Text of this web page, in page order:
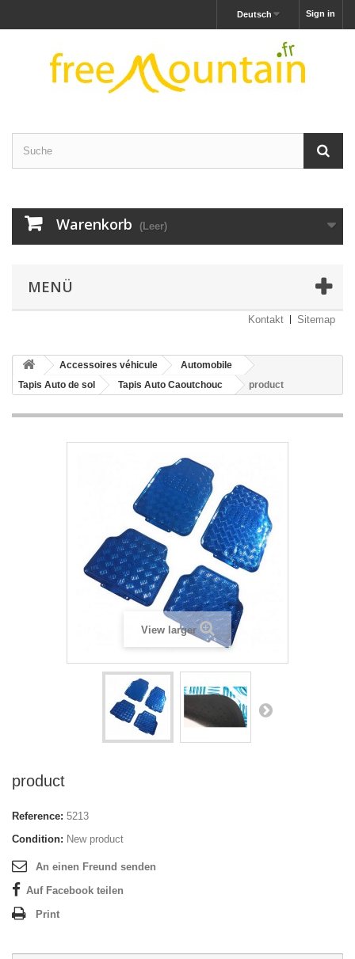
Sign in
Deutsch
Warenkorb (Leer)
MENÜ
Kontakt Sitemap
Accessoires véhicule
Automobile
Tapis Auto de sol
Tapis Auto Caoutchouc product
View larger
product
Reference: 5213
Condition: New product
An einen Freund senden
Auf Facebook teilen
Print